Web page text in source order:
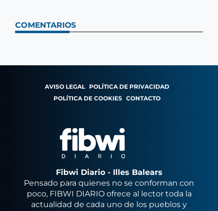
COMENTARIOS
AVISO LEGAL POLÍTICA DE PRIVACIDAD
POLÍTICA DE COOKIES CONTACTO
Fibwi Diario - Illes Balears
Pensado para quienes no se conforman con
poco, FIBWI DIARIO ofrece al lector toda la
actualidad de cada uno de los pueblos y